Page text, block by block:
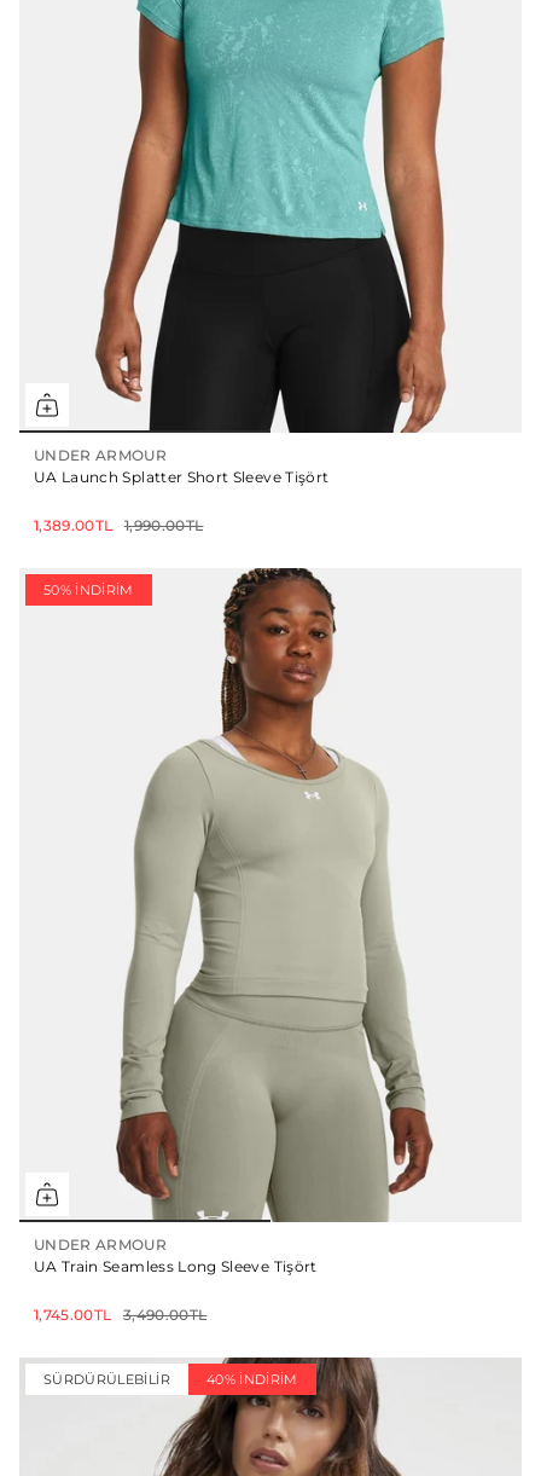
UNDER ARMOUR
UA Launch Splatter Short Sleeve Tişört
1,389.00TL 1,990.00TL
50% İNDIRIM
UNDER ARMOUR
UA Train Seamless Long Sleeve Tişört
1,745.00TL 3,490.00TL
SÜRDÜRÜLEBILIR 40% İNDIRIM